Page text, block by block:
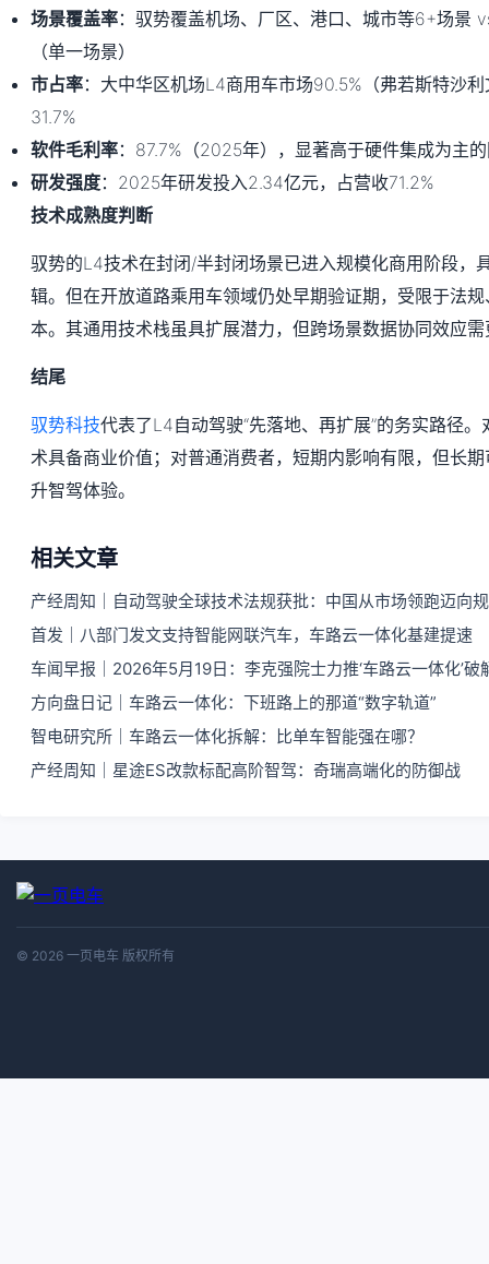
场景覆盖率：驭势覆盖机场、厂区、港口、城市等6+场景
（单一场景）
市占率：大中华区机场L4商用车市场90.5%（弗若斯特沙
31.7%
软件毛利率：87.7%（2025年），显著高于硬件集成为主
研发强度：2025年研发投入2.34亿元，占营收71.2%
技术成熟度判断
驭势的L4技术在封闭/半封闭场景已进入规模化商用阶段，
辑。但在开放道路乘用车领域仍处早期验证期，受限于法
本。其通用技术栈虽具扩展潜力，但跨场景数据协同效应
结尾
驭势科技代表了L4自动驾驶“先落地、再扩展”的务实路径
术具备商业价值；对普通消费者，短期内影响有限，但长
升智驾体验。
相关文章
产经周知｜自动驾驶全球技术法规获批：中国从市场领跑迈向
首发｜八部门发文支持智能网联汽车，车路云一体化基建提速
车闻早报｜2026年5月19日：李克强院士力推‘车路云一体化’破
方向盘日记｜车路云一体化：下班路上的那道“数字轨道”
智电研究所｜车路云一体化拆解：比单车智能强在哪？
产经周知｜星途ES改款标配高阶智驾：奇瑞高端化的防御战
© 2026 一页电车 版权所有